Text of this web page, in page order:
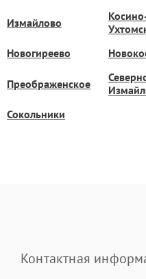
Измайлово
Новогиреево
Преображенское
Сокольники
Контактная